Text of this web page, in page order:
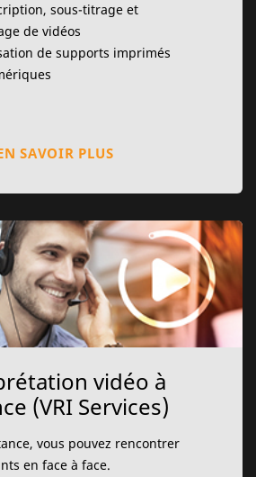
sous-titrage et
de vidéos
de supports imprimés
SAVOIR PLUS
vidéo à
(VRI Services)
vous pouvez rencontrer
en face à face.